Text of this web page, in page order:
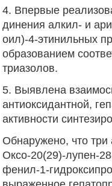
4. Впервые
динения алкил- и
оил)-4-этинильных
образованием
триазолов.
5. Выявлена
антиоксидантной,
активности
Обнаружено, что
Оксо-20(29)-лупен-
фенил-1-